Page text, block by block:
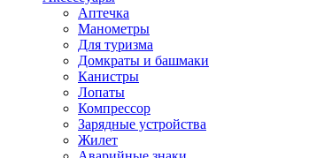
Аптечка
Манометры
Для туризма
Домкраты и башмаки
Канистры
Лопаты
Компрессор
Зарядные устройства
Жилет